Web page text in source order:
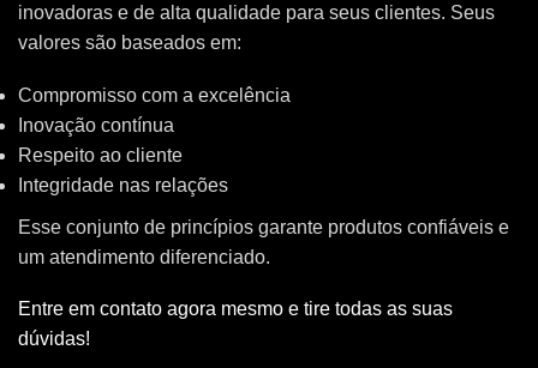
inovadoras e de alta qualidade para seus clientes. Seus
valores são baseados em:
Compromisso com a excelência
Inovação contínua
Respeito ao cliente
Integridade nas relações
Esse conjunto de princípios garante produtos confiáveis e
um atendimento diferenciado.
Entre em contato agora mesmo e tire todas as suas
dúvidas!